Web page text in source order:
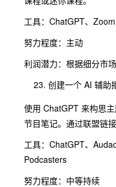
工具：ChatGPT、
努力程度：主动
利润潜力：根据细分市
创建一个 AI 辅助
使用 ChatGPT 来构思
节目笔记。通过联盟链
工具：ChatGPT、
Podcasters
努力程度：中等持续